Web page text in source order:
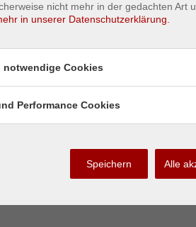
nicht mehr in der gedachten Art
in unserer Datenschutzerklärung.
notwendige Cookies
Performance Cookies
Speichern Alle